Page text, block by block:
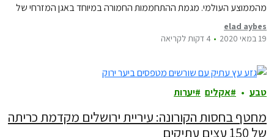
מהממוצע העולמי. מגמת ההתחממות החמורה במיוחד באגן המזרחי של
אקלים. רק בשלושים העשורים האחרונים הטמפרטורה הממוצעת…
elad aybes
19 במאי 2020
4 דקות לקריאה
טבע אקלים יערות
מחטף בחסות הקורונה: עיריית ירושלים מקדמת כריתה
של 150 עצים עתיקים